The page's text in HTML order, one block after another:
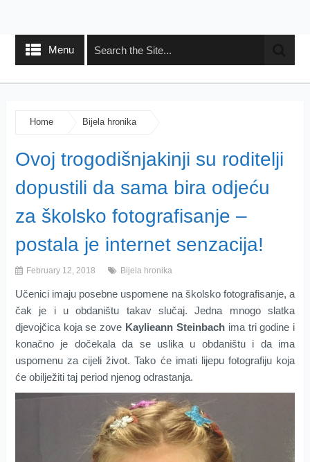
Menu
Home Bijela hronika
Ovoj trogodišnjakinji su roditelji
dopustili da sama bira odjeću
za školsko fotografisanje –
postala je internet senzacija!
February 12, 2018 Bijela hronika
Učenici imaju posebne uspomene na školsko fotografisanje, a
čak je i u obdaništu takav slučaj. Jedna mnogo slatka
djevojčica koja se zove Kaylieann Steinbachima tri godine i
konačno je dočekala da se uslika u obdaništu i da ima
uspomenu za cijeli život. Tako će imati lijepu fotografiju koja
će obilježiti taj period njenog odrastanja.